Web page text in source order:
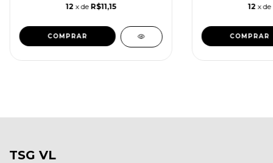
12 x de R$11,15
COMPRAR
12 x de
COMPRAR
TSG VL